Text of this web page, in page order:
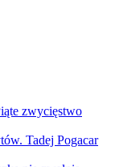
zwycięstwo
Tadej Pogacar